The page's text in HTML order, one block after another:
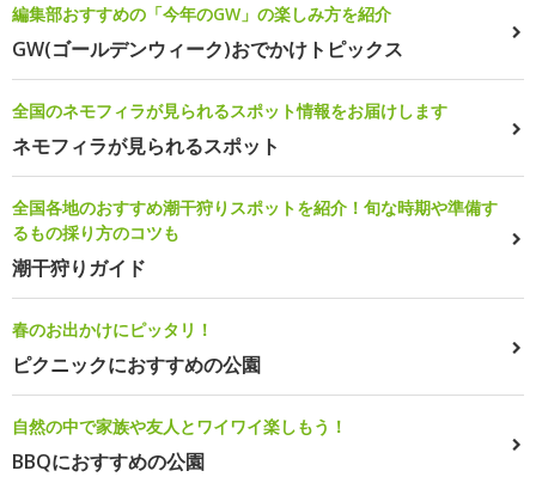
編集部おすすめの「今年のGW」の楽しみ方を紹介
GW(ゴールデンウィーク)おでかけトピックス
全国のネモフィラが見られるスポット情報をお届けします
ネモフィラが見られるスポット
全国各地のおすすめ潮干狩りスポットを紹介！旬な時期や準備す
るもの採り方のコツも
潮干狩りガイド
春のお出かけにピッタリ！
ピクニックにおすすめの公園
自然の中で家族や友人とワイワイ楽しもう！
BBQにおすすめの公園